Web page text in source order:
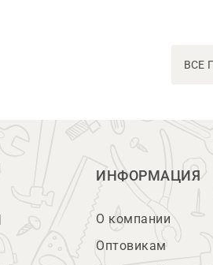
ВСЕ
ИНФОРМАЦИЯ
О компании
Оптовикам